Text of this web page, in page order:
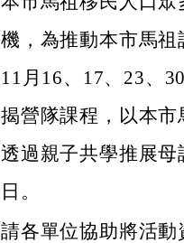
機，為推動本市馬
11月16、17、23、
揭營隊課程，以本
透過親子共學推展
日。
請各單位協助將活